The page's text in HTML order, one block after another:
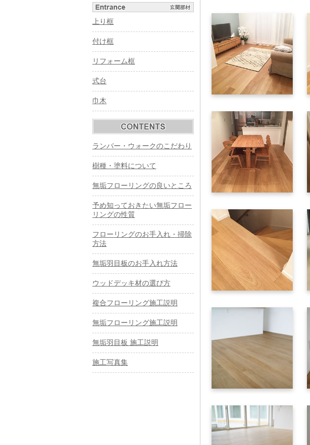
上り框
付け框
リフォーム框
式台
巾木
ランバー・ウォークのこだわり
樹種・塗料について
無垢フローリングの良いところ
予め知っておきたい無垢フロー
リングの性質
フローリングのお手入れ・掃除
方法
無垢羽目板のお手入れ方法
ウッドデッキ材の選び方
複合フローリング施工説明
無垢フローリング施工説明
無垢羽目板 施工説明
施工写真集